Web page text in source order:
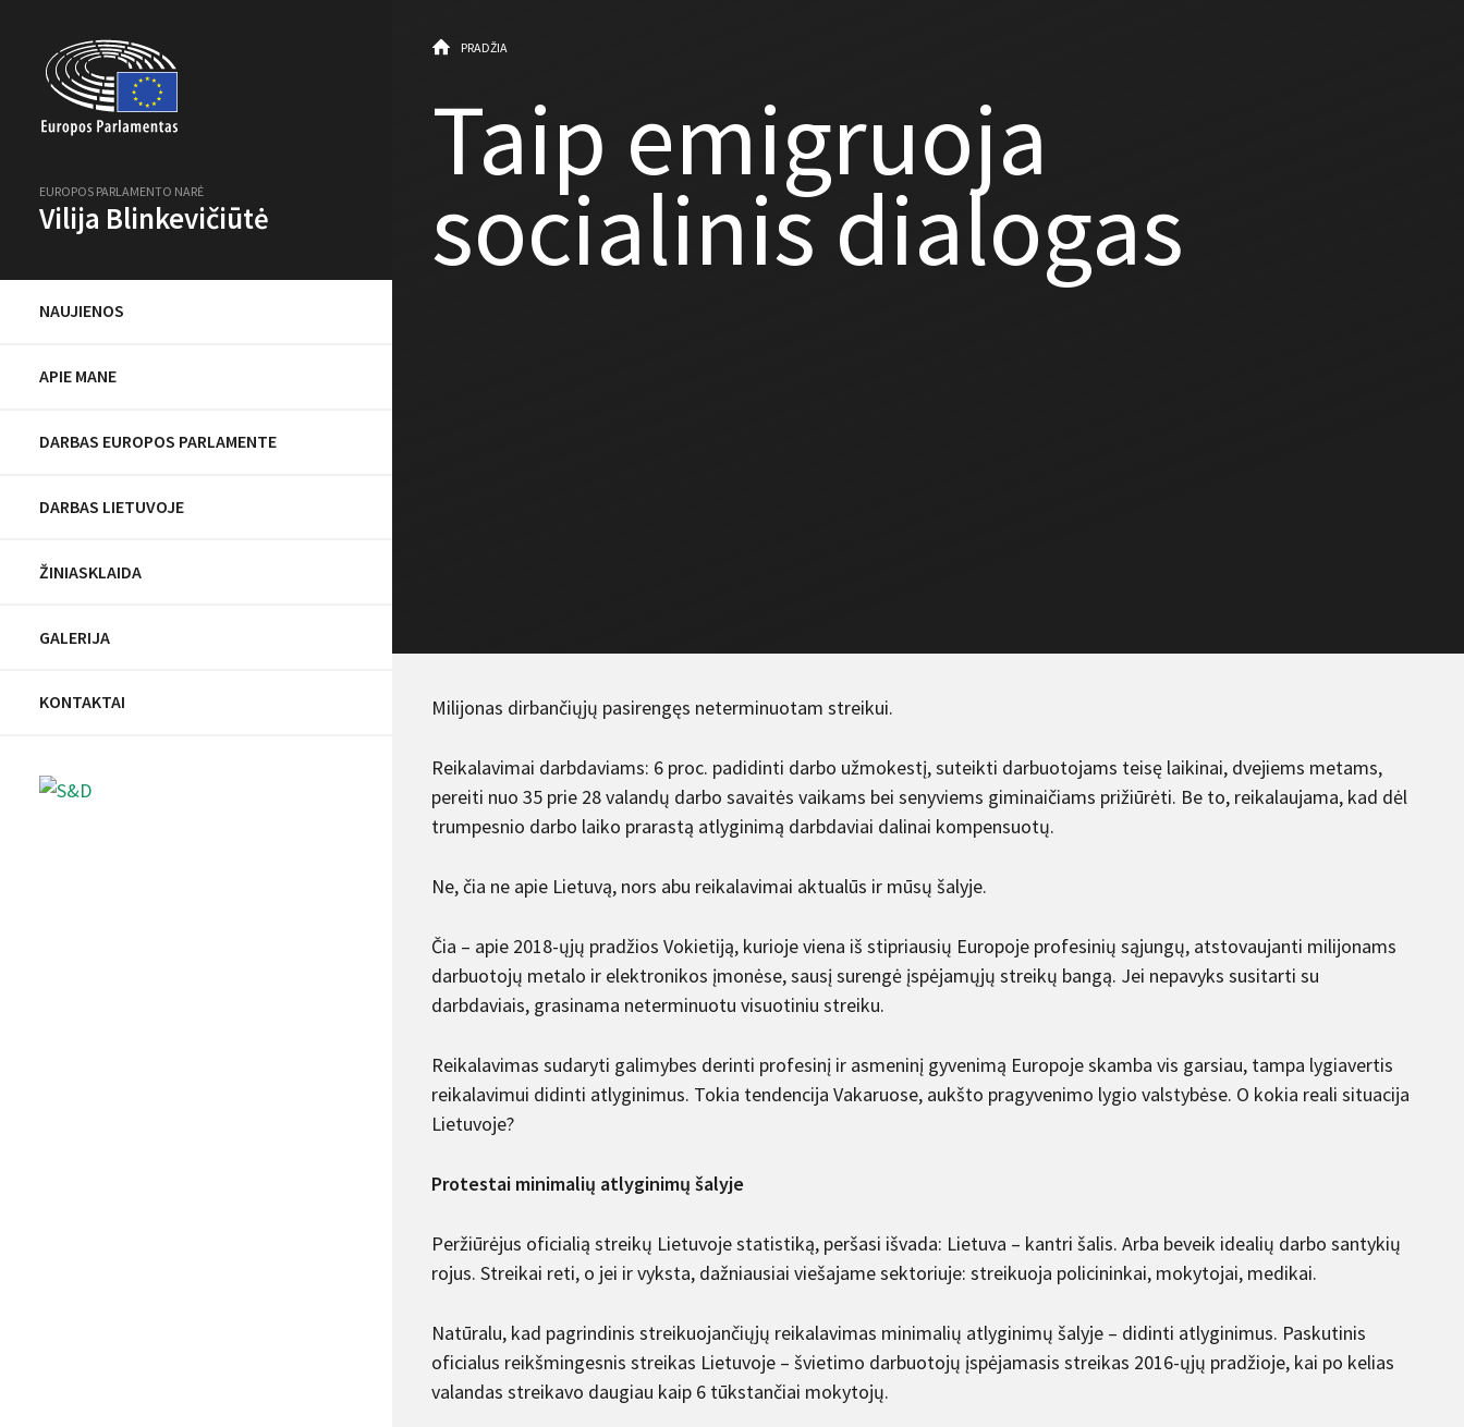
EUROPOS PARLAMENTO NARĖ
Vilija Blinkevičiūtė
NAUJIENOS
APIE MANE
DARBAS EUROPOS PARLAMENTE
DARBAS LIETUVOJE
ŽINIASKLAIDA
GALERIJA
KONTAKTAI
PRADŽIA
Taip emigruoja
socialinis dialogas
Milijonas dirbančiųjų pasirengęs neterminuotam streikui.
Reikalavimai darbdaviams: 6 proc. padidinti darbo užmokestį, suteikti darbuotojams teisę laikinai, dvejiems metams,
pereiti nuo 35 prie 28 valandų darbo savaitės vaikams bei senyviems giminaičiams prižiūrėti. Be to, reikalaujama, kad dėl
trumpesnio darbo laiko prarastą atlyginimą darbdaviai dalinai kompensuotų.
Ne, čia ne apie Lietuvą, nors abu reikalavimai aktualūs ir mūsų šalyje.
Čia – apie 2018-ųjų pradžios Vokietiją, kurioje viena iš stipriausių Europoje profesinių sąjungų, atstovaujanti milijonams
darbuotojų metalo ir elektronikos įmonėse, sausį surengė įspėjamųjų streikų bangą. Jei nepavyks susitarti su
darbdaviais, grasinama neterminuotu visuotiniu streiku.
Reikalavimas sudaryti galimybes derinti profesinį ir asmeninį gyvenimą Europoje skamba vis garsiau, tampa lygiavertis
reikalavimui didinti atlyginimus. Tokia tendencija Vakaruose, aukšto pragyvenimo lygio valstybėse. O kokia reali situacija
Lietuvoje?
Protestai minimalių atlyginimų šalyje
Peržiūrėjus oficialią streikų Lietuvoje statistiką, peršasi išvada: Lietuva – kantri šalis. Arba beveik idealių darbo santykių
rojus. Streikai reti, o jei ir vyksta, dažniausiai viešajame sektoriuje: streikuoja policininkai, mokytojai, medikai.
Natūralu, kad pagrindinis streikuojančiųjų reikalavimas minimalių atlyginimų šalyje – didinti atlyginimus. Paskutinis
oficialus reikšmingesnis streikas Lietuvoje – švietimo darbuotojų įspėjamasis streikas 2016-ųjų pradžioje, kai po kelias
valandas streikavo daugiau kaip 6 tūkstančiai mokytojų.